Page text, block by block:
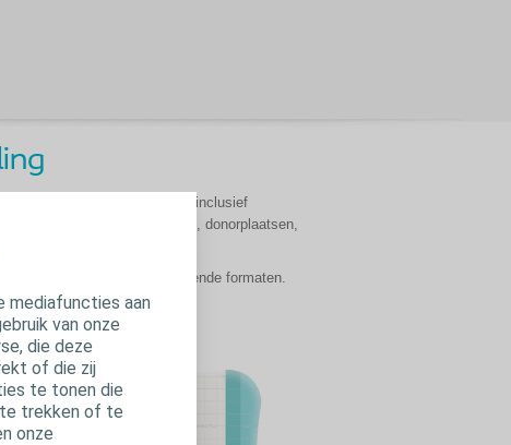
mediafuncties aan
van onze
die deze
of die zij
te tonen die
trekken of te
onze
exsuderende wonden, inclusief
van gedeeltelijke dikte, donorplaatsen,
is verkrijgbaar is verschillende formaten.